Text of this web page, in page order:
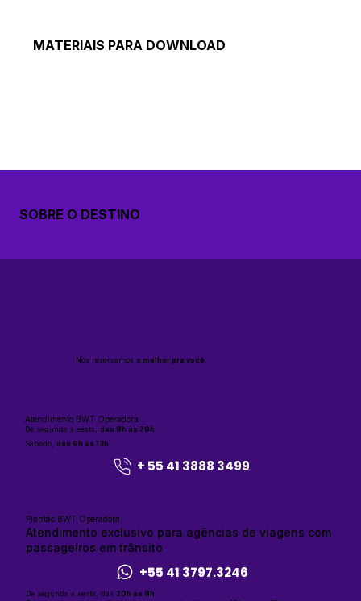
SOBRE O DESTINO
MATERIAIS PARA DOWNLOAD
Nós reservamoso melhor pra você.
Atendimento BWT Operadora
De segunda a sexta,das 8h às 20h
Sábado,das 9h às 13h
+ 55 41 3888 3499
Plantão BWT Operadora
Atendimento exclusivo para agências de viagens com
passageiros em trânsito
De segunda a sexta, das 20h às 8h
+55 41 3797.3246